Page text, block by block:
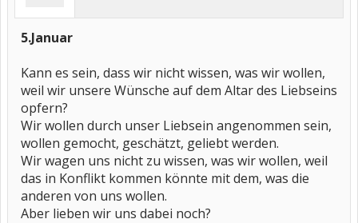
5.Januar
Kann es sein, dass wir nicht wissen, was wir wollen,
weil wir unsere Wünsche auf dem Altar des Liebseins
opfern?
Wir wollen durch unser Liebsein angenommen sein,
wollen gemocht, geschätzt, geliebt werden.
Wir wagen uns nicht zu wissen, was wir wollen, weil
das in Konflikt kommen könnte mit dem, was die
anderen von uns wollen.
Aber lieben wir uns dabei noch?